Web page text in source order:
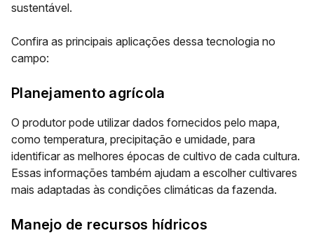
sustentável.
Confira as principais aplicações dessa tecnologia no
campo:
Planejamento agrícola
O produtor pode utilizar dados fornecidos pelo mapa,
como temperatura, precipitação e umidade, para
identificar as melhores épocas de cultivo de cada cultura.
Essas informações também ajudam a escolher cultivares
mais adaptadas às condições climáticas da fazenda.
Manejo de recursos hídricos